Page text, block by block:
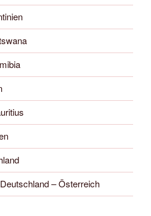
– Österreich